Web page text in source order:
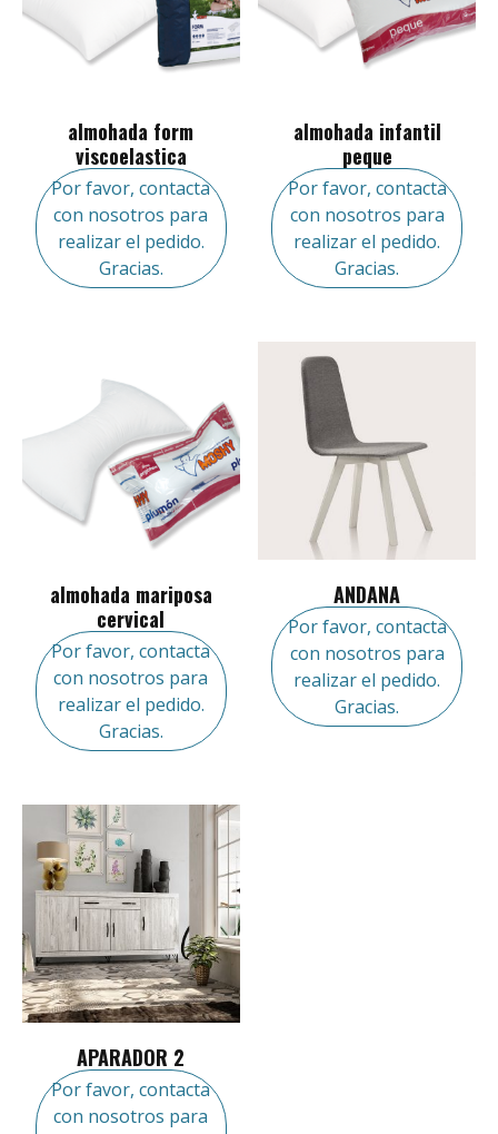
almohada form
viscoelastica
Por favor, contacta
con nosotros para
realizar el pedido.
Gracias.
almohada infantil
peque
Por favor, contacta
con nosotros para
realizar el pedido.
Gracias.
almohada mariposa
cervical
Por favor, contacta
con nosotros para
realizar el pedido.
Gracias.
ANDANA
Por favor, contacta
con nosotros para
realizar el pedido.
Gracias.
APARADOR 2
Por favor, contacta
con nosotros para